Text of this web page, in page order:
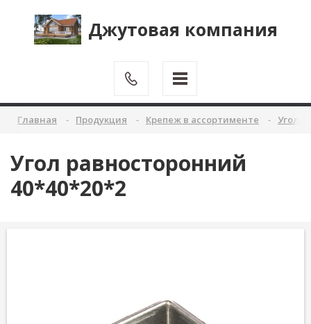
Джутовая компания
Главная Продукция Крепеж в ассортименте
Угол равносторонний
40*40*20*2